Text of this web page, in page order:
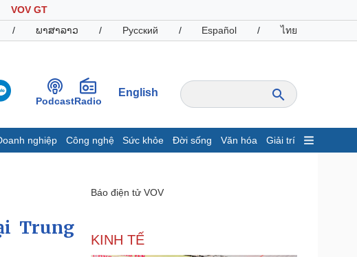
VOV GT
/ ພາສາລາວ / Русский / Español / ไทย
PodcastRadio
English
nghiệp Công nghệ Sức khỏe Đời sống Văn hóa Giải trí
Bất động sản
Trung
Báo điện tử VOV
KINH TẾ